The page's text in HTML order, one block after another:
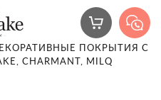
ПОКРЫТИЯ С
CHARMANT, MILQ